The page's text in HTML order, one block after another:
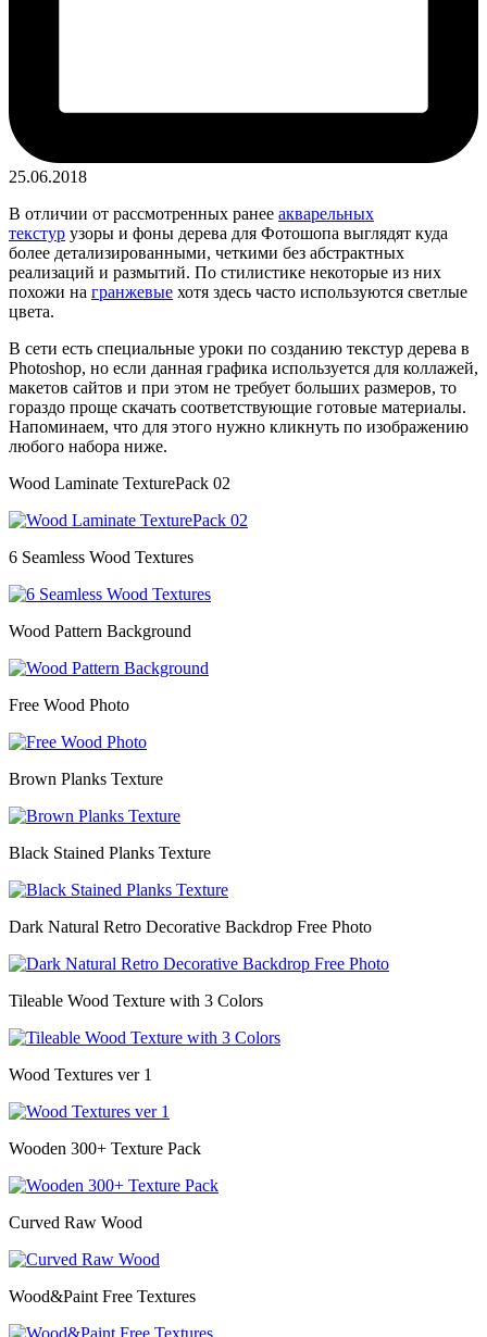
25.06.2018
В отличии от рассмотренных ранее акварельных
текстур узоры и фоны дерева для Фотошопа выглядят куда
более детализированными, четкими без абстрактных
реализаций и размытий. По стилистике некоторые из них
похожи на гранжевые хотя здесь часто используются светлые
цвета.
В сети есть специальные уроки по созданию текстур дерева в
Photoshop, но если данная графика используется для коллажей,
макетов сайтов и при этом не требует больших размеров, то
гораздо проще скачать соответствующие готовые материалы.
Напоминаем, что для этого нужно кликнуть по изображению
любого набора ниже.
Wood Laminate TexturePack 02
6 Seamless Wood Textures
Wood Pattern Background
Free Wood Photo
Brown Planks Texture
Black Stained Planks Texture
Dark Natural Retro Decorative Backdrop Free Photo
Tileable Wood Texture with 3 Colors
Wood Textures ver 1
Wooden 300+ Texture Pack
Curved Raw Wood
Wood&Paint Free Textures